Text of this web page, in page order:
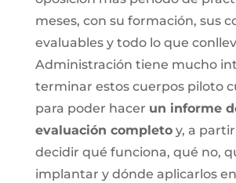
meses, con su formación, sus
evaluables y todo lo que
Administración tiene mucho
terminar estos cuerpos piloto
para poder hacer un informe
evaluación completoy, a partir
decidir qué funciona, qué no,
implantar y dónde aplicarlos